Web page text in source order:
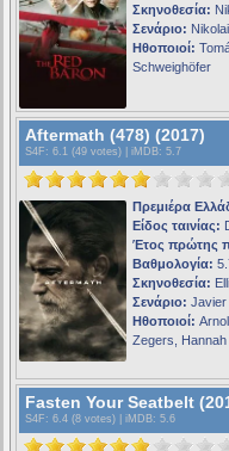
Σκηνοθεσία:
Σενάριο:
Ηθοποιοί:
Schweighöfer
Aftermath (478) (2017)
S4F : 6.1 (49 votes) | iMDB: 5.7
Πρεμιέρα
Είδος ταινίας:
Έτος πρώτης
Βαθμολογία:
Σκηνοθεσία:
Σενάριο: Javier
Ηθοποιοί:
Zegers, Hannah
Fasten Your Seatbelt
S4F : 6.4 (8 votes) | iMDB: 5.6